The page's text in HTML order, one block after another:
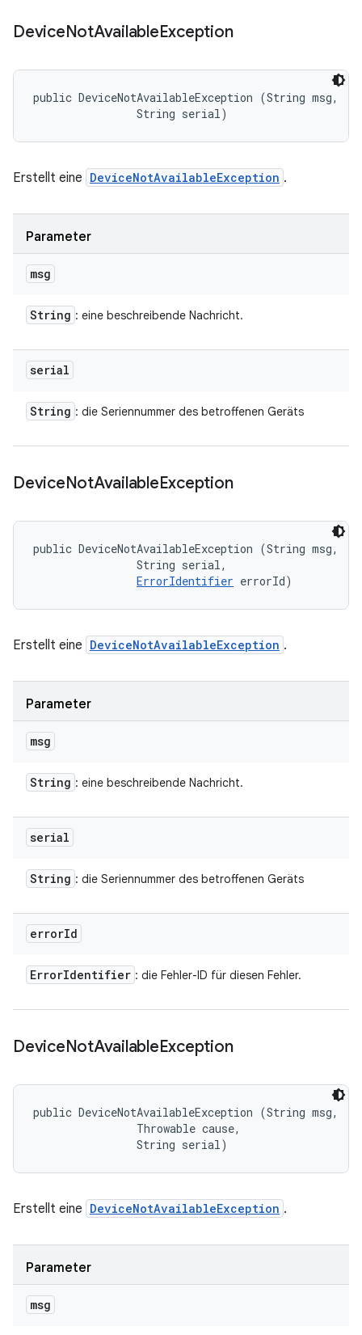
DeviceNotAvailableException
public DeviceNotAvailableException (String msg,
                String serial)
Erstellt eine DeviceNotAvailableException .
Parameter
msg
String : eine beschreibende Nachricht.
serial
String : die Seriennummer des betroffenen Geräts
DeviceNotAvailableException
public DeviceNotAvailableException (String msg,
                String serial,
ErrorIdentifier errorId)
Erstellt eine DeviceNotAvailableException .
Parameter
msg
String : eine beschreibende Nachricht.
serial
String : die Seriennummer des betroffenen Geräts
errorId
ErrorIdentifier : die Fehler-ID für diesen Fehler.
DeviceNotAvailableException
public DeviceNotAvailableException (String msg,
                Throwable cause,
                String serial)
Erstellt eine DeviceNotAvailableException .
Parameter
msg